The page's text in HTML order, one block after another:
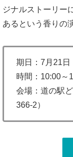
ジナルストーリー
あるという香りの
期日：7月21日
時間：10:00～
会場：道の駅
366-2）